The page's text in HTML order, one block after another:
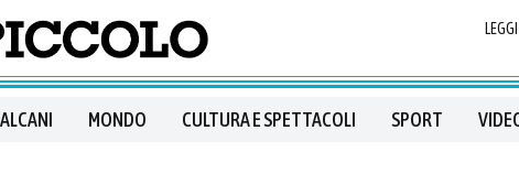
MONDO CULTURA E SPETTACOLI SPORT